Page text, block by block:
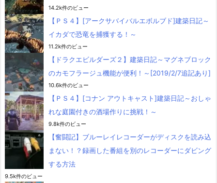
14.2k件のビュー
【ＰＳ４】[アークサバイバルエボルブド]建築日記～
イカダで恐竜を捕獲する！～
11.2k件のビュー
【ドラクエビルダーズ２】建築日記～マグネブロック
のカモフラージュ機能が便利！～[2019/2/7追記あり]
10.6k件のビュー
【ＰＳ４】[コナン アウトキャスト]建築日記～おしゃ
れな庭園付きの酒場作りに挑戦！～
9.8k件のビュー
【奮闘記】ブルーレイレコーダーがディスクを読み込
まない！？録画した番組を別のレコーダーにダビング
する方法
9.5k件のビュー